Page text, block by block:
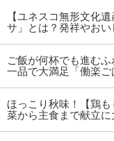
【ユネスコ無形文化
サ」とは？発祥やおい
ご飯が何杯でも進む
一品で大満足「働楽ご
ほっこり秋味！【鶏
菜から主食まで献立に